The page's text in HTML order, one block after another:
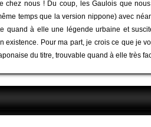
chez nous ! Du coup, les Gaulois que
temps que la version nippone) avec
quand à elle une légende urbaine et
existence. Pour ma part, je crois ce que je
du titre, trouvable quand à elle très